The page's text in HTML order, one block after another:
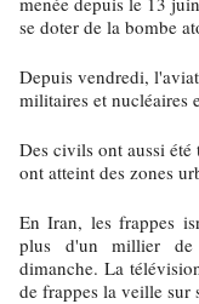
se doter de la bombe
Depuis vendredi,
militaires et nucléaires
Des civils ont aussi été
ont atteint des zones
En Iran, les frappes
plus d'un millier de
dimanche. La
de frappes la veille sur